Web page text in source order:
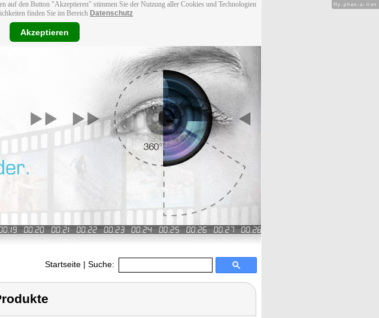
auf den Button "Akzeptieren" stimmen Sie der Nutzung aller Cookies und Technologien
finden Sie im Bereich Datenschutz
Akzeptieren
Startseite | Suche:
Hy-phen-a-tion